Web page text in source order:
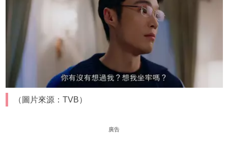
（圖片來源：TVB）
廣告